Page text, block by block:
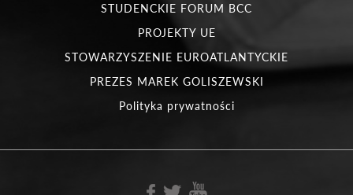
STUDENCKIE FORUM BCC
PROJEKTY UE
STOWARZYSZENIE EUROATLANTYCKIE
PREZES MAREK GOLISZEWSKI
Polityka prywatności